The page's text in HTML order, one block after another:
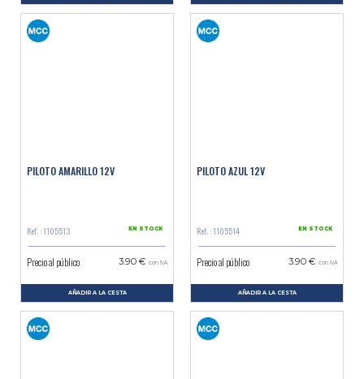
PILOTO AMARILLO 12V
Ref. : 1105513 EN STOCK
Precio al público 3.90 € con IVA
AÑADIR A LA CESTA
PILOTO AZUL 12V
Ref. : 1105514 EN STOCK
Precio al público 3.90 € con IVA
AÑADIR A LA CESTA